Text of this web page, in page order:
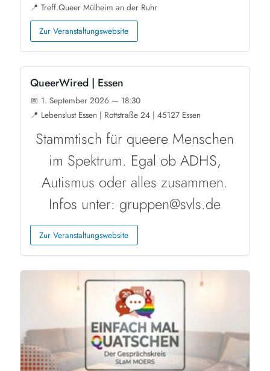
📍 Treff.Queer Mülheim an der Ruhr
Zur Veranstaltungswebsite
QueerWired | Essen
📅 1. September 2026 — 18:30
📍 Lebenslust Essen | Rottstraße 24 | 45127 Essen
Stammtisch für queere Menschen
im Spektrum. Egal ob ADHS,
Autismus oder alles zusammen.
Infos unter: gruppen@svls.de
Zur Veranstaltungswebsite